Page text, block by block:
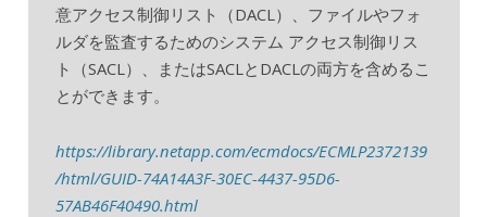
意アクセス制御リスト（DACL）、ファイルやフォ
ルダを監査するためのシステム アクセス制御リス
ト（SACL）、またはSACLとDACLの両方を含めるこ
とができます。
https://library.netapp.com/ecmdocs/ECMLP2372139
/html/GUID-74A14A3F-30EC-4437-95D6-
57AB46F40490.html